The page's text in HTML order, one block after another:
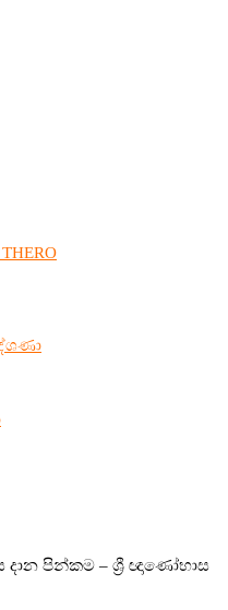
පින්කම – ශ්‍රී ඥාණෝභාස